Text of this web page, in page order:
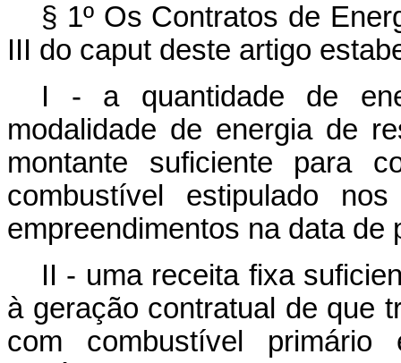
§ 1º Os Contratos de
III do caput deste artigo
I - a quantidade de
modalidade de energia de
montante suficiente para
combustível estipulado
empreendimentos na data de
II - uma receita fixa
à geração contratual de que
com combustível primário